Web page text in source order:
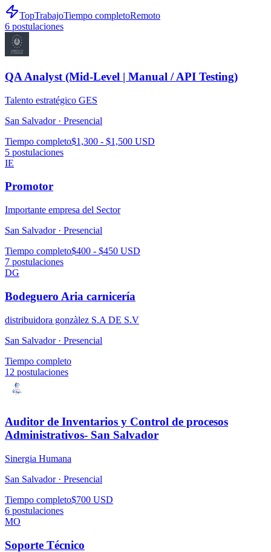
TopTrabajoTiempo completoRemoto
6 postulaciones
QA Analyst (Mid-Level | Manual / API Testing)
Talento estratégico GES
San Salvador · Presencial
Tiempo completo$1,300 - $1,500 USD
5 postulaciones
IE
Promotor
Importante empresa del Sector
San Salvador · Presencial
Tiempo completo$400 - $450 USD
7 postulaciones
DG
Bodeguero Aria carnicería
distribuidora gonzàlez S.A DE S.V
San Salvador · Presencial
Tiempo completo
12 postulaciones
Auditor de Inventarios y Control de procesos
Administrativos- San Salvador
Sinergia Humana
San Salvador · Presencial
Tiempo completo$700 USD
6 postulaciones
MO
Soporte Técnico